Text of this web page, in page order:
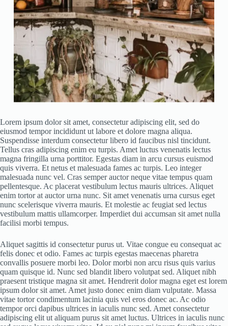
Lorem ipsum dolor sit amet, consectetur adipiscing elit, sed do
eiusmod tempor incididunt ut labore et dolore magna aliqua.
Suspendisse interdum consectetur libero id faucibus nisl tincidunt.
Tellus cras adipiscing enim eu turpis. Amet luctus venenatis lectus
magna fringilla urna porttitor. Egestas diam in arcu cursus euismod
quis viverra. Et netus et malesuada fames ac turpis. Leo integer
malesuada nunc vel. Cras semper auctor neque vitae tempus quam
pellentesque. Ac placerat vestibulum lectus mauris ultrices. Aliquet
enim tortor at auctor urna nunc. Sit amet venenatis urna cursus eget
nunc scelerisque viverra mauris. Et molestie ac feugiat sed lectus
vestibulum mattis ullamcorper. Imperdiet dui accumsan sit amet nulla
facilisi morbi tempus.
Aliquet sagittis id consectetur purus ut. Vitae congue eu consequat ac
felis donec et odio. Fames ac turpis egestas maecenas pharetra
convallis posuere morbi leo. Dolor morbi non arcu risus quis varius
quam quisque id. Nunc sed blandit libero volutpat sed. Aliquet nibh
praesent tristique magna sit amet. Hendrerit dolor magna eget est lorem
ipsum dolor sit amet. Amet justo donec enim diam vulputate. Massa
vitae tortor condimentum lacinia quis vel eros donec ac. Ac odio
tempor orci dapibus ultrices in iaculis nunc sed. Amet consectetur
adipiscing elit ut aliquam purus sit amet luctus. Ultrices in iaculis nunc